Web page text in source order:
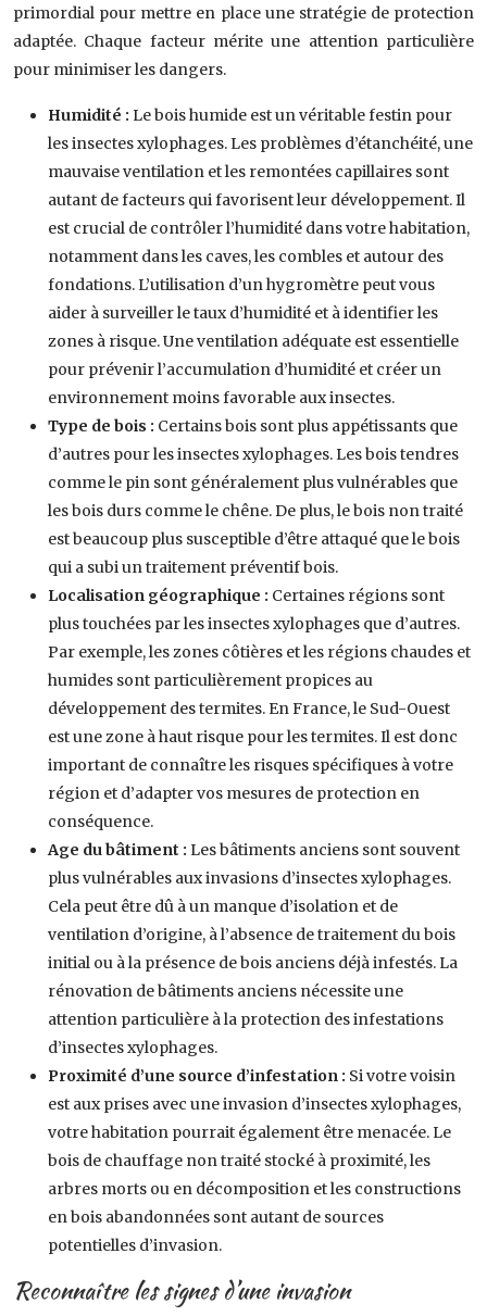
primordial pour mettre en place une stratégie de protection
adaptée. Chaque facteur mérite une attention particulière
pour minimiser les dangers.
Humidité : Le bois humide est un véritable festin pour
les insectes xylophages. Les problèmes d’étanchéité, une
mauvaise ventilation et les remontées capillaires sont
autant de facteurs qui favorisent leur développement. Il
est crucial de contrôler l’humidité dans votre habitation,
notamment dans les caves, les combles et autour des
fondations. L’utilisation d’un hygromètre peut vous
aider à surveiller le taux d’humidité et à identifier les
zones à risque. Une ventilation adéquate est essentielle
pour prévenir l’accumulation d’humidité et créer un
environnement moins favorable aux insectes.
Type de bois : Certains bois sont plus appétissants que
d’autres pour les insectes xylophages. Les bois tendres
comme le pin sont généralement plus vulnérables que
les bois durs comme le chêne. De plus, le bois non traité
est beaucoup plus susceptible d’être attaqué que le bois
qui a subi un traitement préventif bois.
Localisation géographique : Certaines régions sont
plus touchées par les insectes xylophages que d’autres.
Par exemple, les zones côtières et les régions chaudes et
humides sont particulièrement propices au
développement des termites. En France, le Sud-Ouest
est une zone à haut risque pour les termites. Il est donc
important de connaître les risques spécifiques à votre
région et d’adapter vos mesures de protection en
conséquence.
Age du bâtiment : Les bâtiments anciens sont souvent
plus vulnérables aux invasions d’insectes xylophages.
Cela peut être dû à un manque d’isolation et de
ventilation d’origine, à l’absence de traitement du bois
initial ou à la présence de bois anciens déjà infestés. La
rénovation de bâtiments anciens nécessite une
attention particulière à la protection des infestations
d’insectes xylophages.
Proximité d’une source d’infestation : Si votre voisin
est aux prises avec une invasion d’insectes xylophages,
votre habitation pourrait également être menacée. Le
bois de chauffage non traité stocké à proximité, les
arbres morts ou en décomposition et les constructions
en bois abandonnées sont autant de sources
potentielles d’invasion.
Reconnaître les signes d’une invasion